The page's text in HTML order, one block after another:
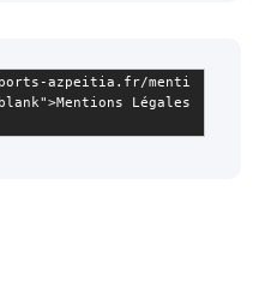
azpeitia.fr/menti
Légales